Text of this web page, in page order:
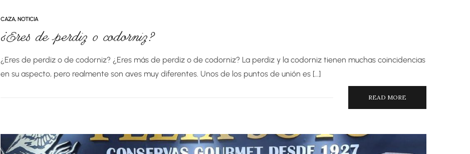
CAZA, NOTICIA
¿Eres de perdiz o codorniz?
¿Eres de perdiz o de codorniz? ¿Eres más de perdiz o de codorniz? La perdiz y la codorniz tienen muchas coincidencias
en su aspecto, pero realmente son aves muy diferentes. Unos de los puntos de unión es […]
READ MORE